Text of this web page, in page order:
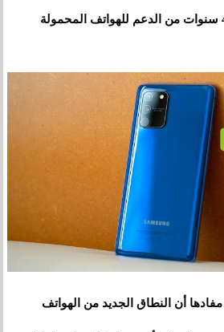
هواتفها ، دون احتساب 4 سنوات من الدعم للهواتف المحمولة
أن النطاق الجديد من الهواتف